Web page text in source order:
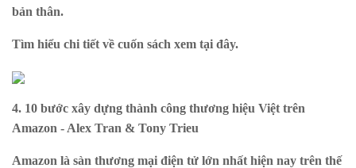
bản thân.
Tìm hiểu chi tiết về cuốn sách xem tại đây.
4. 10 bước xây dựng thành công thương hiệu Việt trên
Amazon - Alex Tran & Tony Trieu
Amazon là sàn thương mại điện tử lớn nhất hiện nay trên thế